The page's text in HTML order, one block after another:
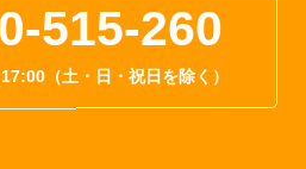
515-260
（土・日・祝日を除く）